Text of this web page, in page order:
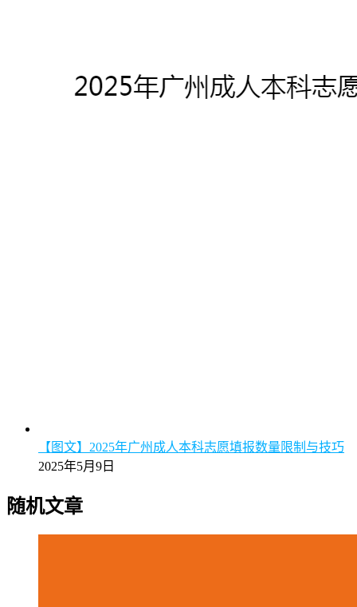
【图文】2025年广州成人本科志愿填报数量限制与技巧
2025年5月9日
随机文章